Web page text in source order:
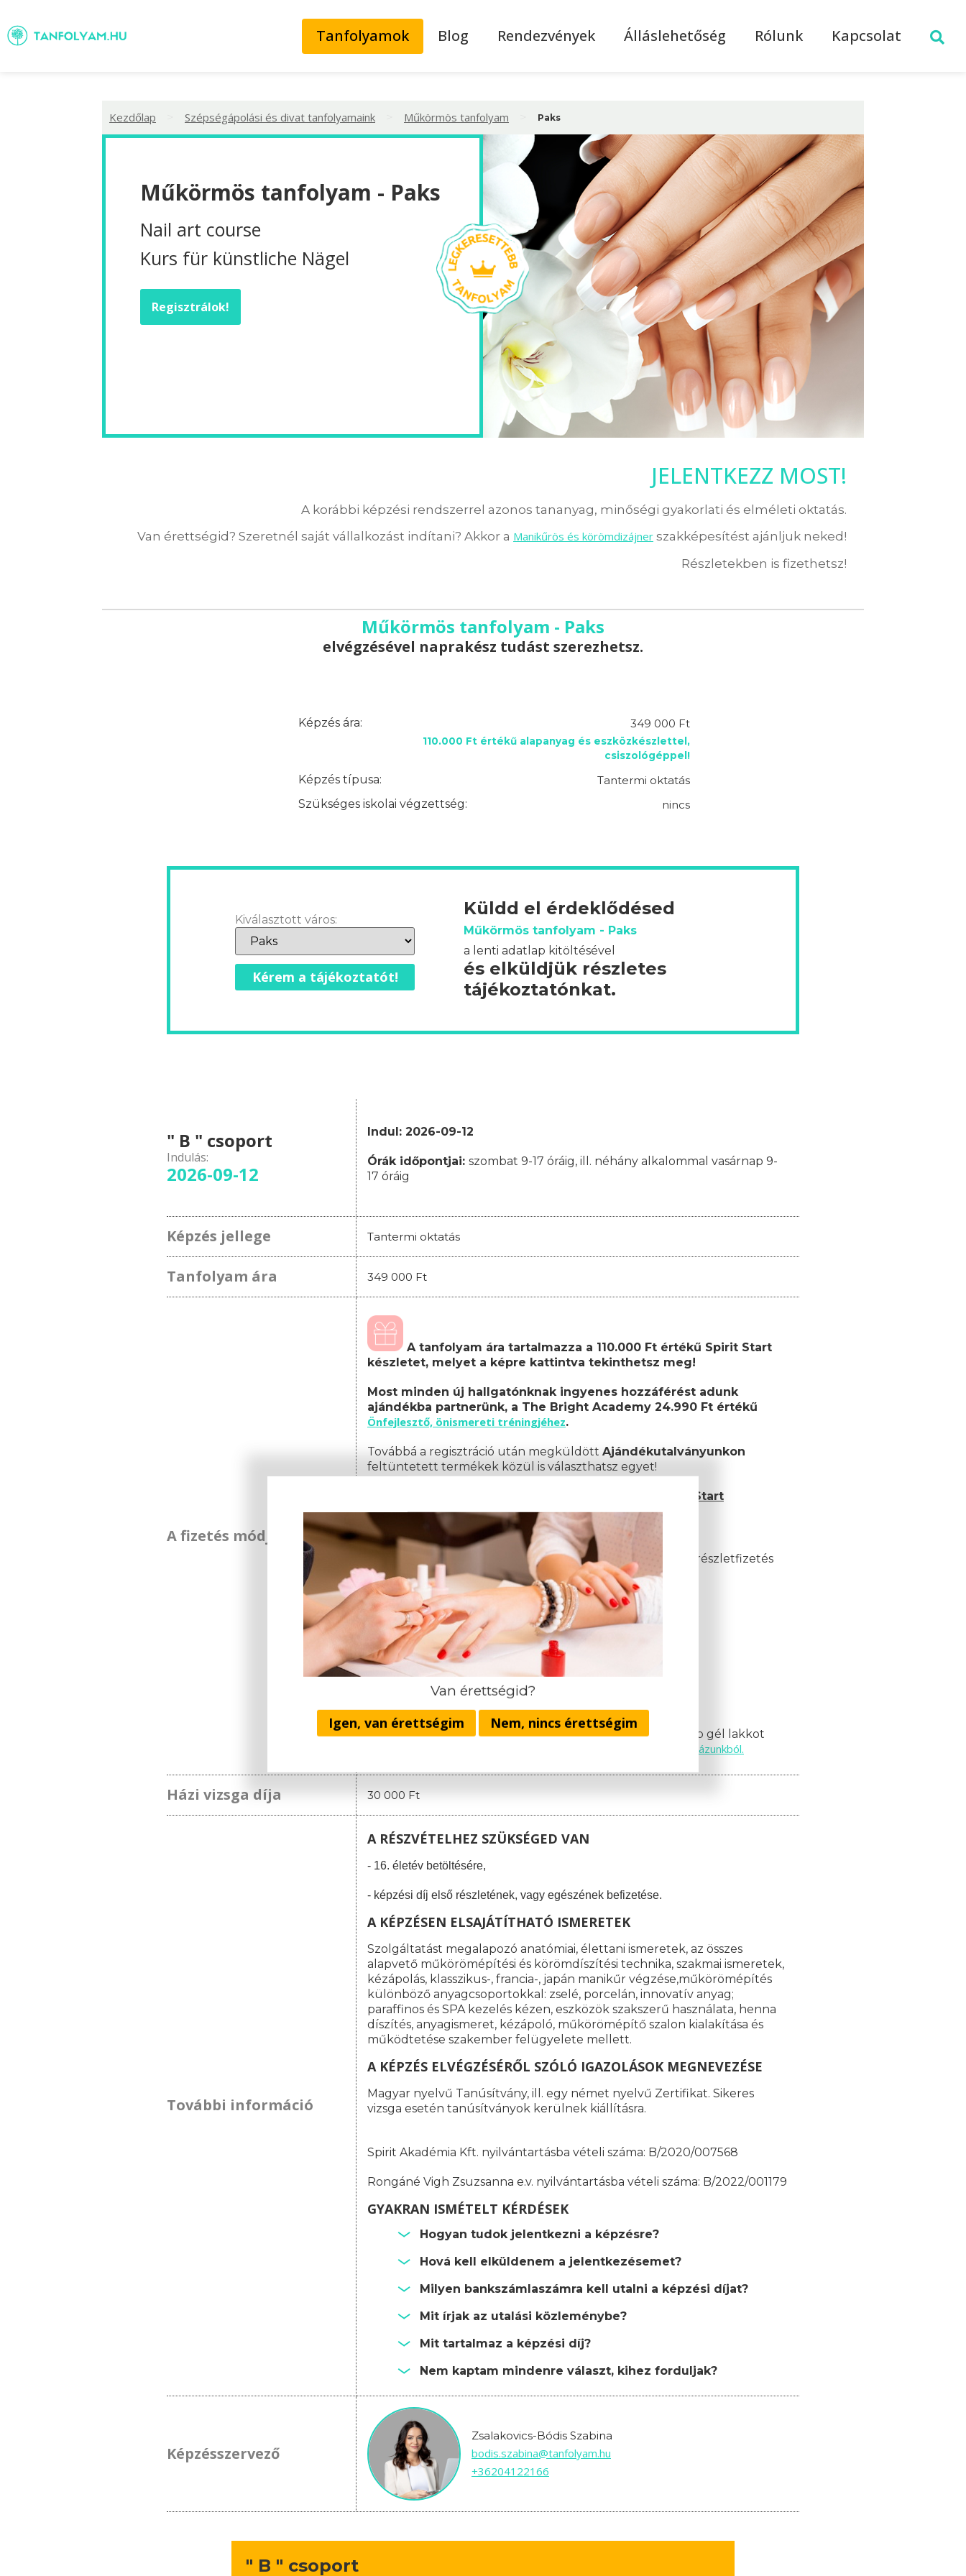
Tanfolyamok Blog Rendezvények Álláslehetőség Rólunk Kapcsolat
Van érettségid?
Igen, van érettségim Nem, nincs érettségim
Kezdőlap Szépségápolási és divat tanfolyamaink Műkörmös tanfolyam Paks
Műkörmös tanfolyam - Paks
Nail art course
Kurs für künstliche Nägel
Regisztrálok!
JELENTKEZZ MOST!
A korábbi képzési rendszerrel azonos tananyag, minőségi gyakorlati és elméleti oktatás.
Van érettségid? Szeretnél saját vállalkozást indítani? Akkor a Manikűrös és körömdizájner szakképesítést ajánljuk neked!
Részletekben is fizethetsz!
Műkörmös tanfolyam - Paks
elvégzésével naprakész tudást szerezhetsz.
Képzés ára: 349 000 Ft
110.000 Ft értékű alapanyag és eszközkészlettel,
csiszológéppel!
Képzés típusa:
Tantermi oktatás
Szükséges iskolai végzettség:
nincs
Kiválasztott város:
Kérem a tájékoztatót!
Küldd el érdeklődésed
Műkörmös tanfolyam - Paks
a lenti adatlap kitöltésével
és elküldjük részletes
tájékoztatónkat.
" B " csoport
Indulás:
2026-09-12
Indul: 2026-09-12
Órák időpontjai: szombat 9-17 óráig, ill. néhány alkalommal vasárnap 9-
17 óráig
Képzés jellege Tantermi oktatás
Tanfolyam ára 349 000 Ft
A fizetés módja
A tanfolyam ára tartalmazza a 110.000 Ft értékű Spirit Start
készletet, melyet a képre kattintva tekinthetsz meg!
Most minden új hallgatónknak ingyenes hozzáférést adunk
ajándékba partnerünk, a The Bright Academy 24.990 Ft értékű
Önfejlesztő, önismereti tréningjéhez.
Továbbá a regisztráció után megküldött Ajándékutalványunkon
feltüntetett termékek közül is választhatsz egyet!
A képzés teljes költsége, amely tartalmazza a Spirit Start
csomagot:
Képzési díj: 349.000 Ft(egyösszegű befizetés esetén)
Amennyiben nem egyösszegű befizetést választ, akkor a részletfizetés
az alábbiak szerint alakul:
1. részlet: 19.000 Ft(a jelentkezéskor)
2. részlet: 130.000 Ft
(a képzés megnyitójáig)
3. részlet: 100.000 Ft(a negyedik oktatási napig)
4. részlet:10 0.000 Ft (a nyolcadik oktatási napig)
A házi vizsga költsége: 30.000 Ft.
Egyösszegű befizetés esetén minden hallgatónknak 10 db gél lakkot
webáruházunkból.
Házi vizsga díja 30 000 Ft
További információ
A RÉSZVÉTELHEZ SZÜKSÉGED VAN
- 16. életév betöltésére,
- képzési díj első részletének, vagy egészének befizetése.
A KÉPZÉSEN ELSAJÁTÍTHATÓ ISMERETEK
Szolgáltatást megalapozó anatómiai, élettani ismeretek, az összes
alapvető műkörömépítési és körömdíszítési technika, szakmai ismeretek,
kézápolás, klasszikus-, francia-, japán manikűr végzése,műkörömépítés
különböző anyagcsoportokkal: zselé, porcelán, innovatív anyag;
paraffinos és SPA kezelés kézen, eszközök szakszerű használata, henna
díszítés, anyagismeret, kézápoló, műkörömépítő szalon kialakítása és
működtetése szakember felügyelete mellett.
A KÉPZÉS ELVÉGZÉSÉRŐL SZÓLÓ IGAZOLÁSOK MEGNEVEZÉSE
Magyar nyelvű Tanúsítvány, ill. egy német nyelvű Zertifikat. Sikeres
vizsga esetén tanúsítványok kerülnek kiállításra.
Spirit Akadémia Kft. nyilvántartásba vételi száma: B/2020/007568
Rongáné Vigh Zsuzsanna e.v. nyilvántartásba vételi száma: B/2022/001179
GYAKRAN ISMÉTELT KÉRDÉSEK
Hogyan tudok jelentkezni a képzésre?
Hová kell elküldenem a jelentkezésemet?
Milyen bankszámlaszámra kell utalni a képzési díjat?
Mit írjak az utalási közleménybe?
Mit tartalmaz a képzési díj?
Nem kaptam mindenre választ, kihez forduljak?
Képzésszervező
Zsalakovics-Bódis Szabina
bodis.szabina@tanfolyam.hu
+36204122166
" B " csoport